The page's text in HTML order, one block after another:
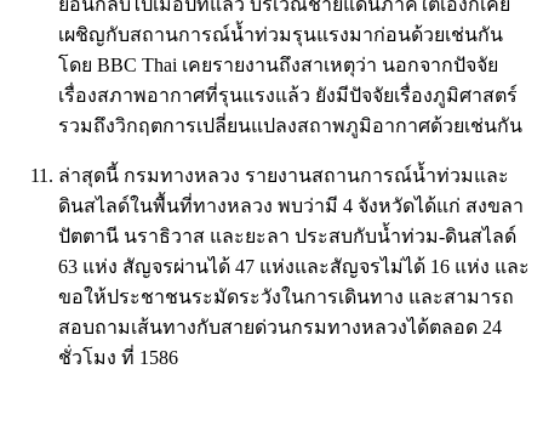
ย้อนกลับไปเมื่อปีที่แล้ว บริเวณชายแดนภาคใต้เองก็เคย
เผชิญกับสถานการณ์น้ำท่วมรุนแรงมาก่อนด้วยเช่นกัน
โดย BBC Thai เคยรายงานถึงสาเหตุว่า นอกจากปัจจัย
เรื่องสภาพอากาศที่รุนแรงแล้ว ยังมีปัจจัยเรื่องภูมิศาสตร์
รวมถึงวิกฤตการเปลี่ยนแปลงสถาพภูมิอากาศด้วยเช่นกัน
ล่าสุดนี้ กรมทางหลวง รายงานสถานการณ์น้ำท่วมและ
ดินสไลด์ในพื้นที่ทางหลวง พบว่ามี 4 จังหวัดได้แก่ สงขลา
ปัตตานี นราธิวาส และยะลา ประสบกับน้ำท่วม-ดินสไลด์
63 แห่ง สัญจรผ่านได้ 47 แห่งและสัญจรไม่ได้ 16 แห่ง และ
ขอให้ประชาชนระมัดระวังในการเดินทาง และสามารถ
สอบถามเส้นทางกับสายด่วนกรมทางหลวงได้ตลอด 24
ชั่วโมง ที่ 1586